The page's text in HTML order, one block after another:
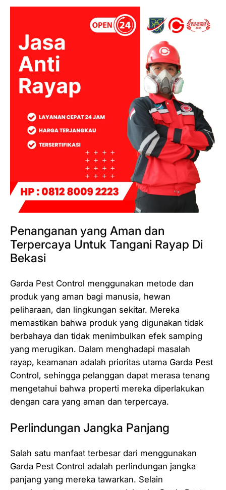
Penanganan yang Aman dan
Terpercaya Untuk Tangani Rayap Di
Bekasi
Garda Pest Control menggunakan metode dan
produk yang aman bagi manusia, hewan
peliharaan, dan lingkungan sekitar. Mereka
memastikan bahwa produk yang digunakan tidak
berbahaya dan tidak menimbulkan efek samping
yang merugikan. Dalam menghadapi masalah
rayap, keamanan adalah prioritas utama Garda Pest
Control, sehingga pelanggan dapat merasa tenang
mengetahui bahwa properti mereka diperlakukan
dengan cara yang aman dan terpercaya.
Perlindungan Jangka Panjang
Salah satu manfaat terbesar dari menggunakan
Garda Pest Control adalah perlindungan jangka
panjang yang mereka tawarkan. Selain